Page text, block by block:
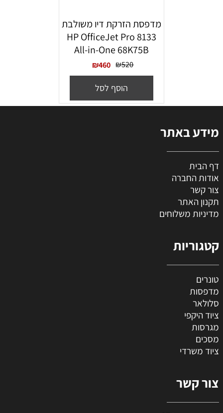
מדפסת הזרקת דיו משולבת
HP OfficeJet Pro 8133
All-in-One 68K75B
₪520
₪460
הוסף לסל
מידע באתר
דף הבית
אודות החברה
צור קשר
תקנון האתר
מדיניות משלוחים
קטגוריות
טונרים
מדפסות
סלולאר
ציוד היקפי
מגרסות
מסכים
ציוד משרדי
צור קשר